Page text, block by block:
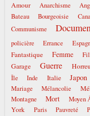
Amour Anarchisme
Bateau
Bourgeoisie
Communisme
policière
Errance
Fantastique Femme
Garage Guerre
Île
Inde Italie Japon
Mariage
Mélancolie
Montagne Mort Moyen
York
Paris Pauvreté